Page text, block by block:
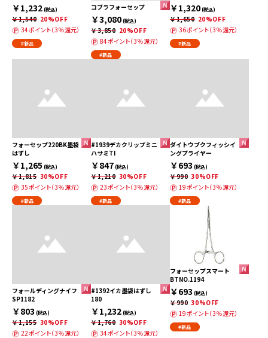
￥1,232(税込)
￥1,540 20%OFF
34ポイント（3％還元）
#新品
コブラフォーセップ
￥3,080(税込)
￥3,850 20%OFF
84ポイント（3％還元）
#新品
￥1,320(税込)
￥1,650 20%OFF
36ポイント（3％還元）
#新品
フォーセップ220BK墨袋
はずし
￥1,265 (税込)
￥1,815 30%OFF
35ポイント（3％還元）
#新品
#1939デカクリップミニ
ハサミTI
￥847(税込)
￥1,210 30%OFF
23ポイント（3％還元）
#新品
ダイトウブクフィッシイ
ングプライヤー
￥693 (税込)
￥990 30%OFF
19ポイント（3％還元）
#新品
フォールディングナイフ
SP1182
￥803 (税込)
￥1,155 30%OFF
22ポイント（3％還元）
#1392イカ墨袋はずし
180
￥1,232(税込)
￥1,760 30%OFF
34ポイント（3％還元）
フォーセップスマート
BTNO.1194
￥693 (税込)
￥990 30%OFF
19ポイント（3％還元）
#新品